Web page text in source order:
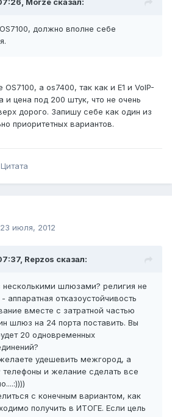
Morze сказал:
должно вполне себе
а os7400, так как и Е1 и VoIP-
и цена под 200 штук, что не очень
дорого. Запишу себе как один из
приоритетных вариантов.
Цитата
23 июля, 2012
Repzos сказал:
шлюзами? религия не
аппаратная отказоустойчивость
вместе с затратной частью
шлюз на 24 порта поставить. Вы
20 одновременных
удешевить межгород, а
и желание сделать все
с конечным вариантом, как
получить в ИТОГЕ. Если цель